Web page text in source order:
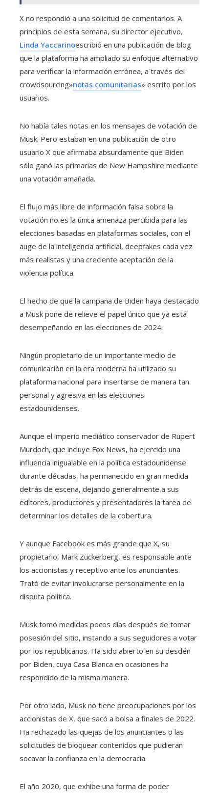
X no respondió a una solicitud de comentarios. A
principios de esta semana, su director ejecutivo,
Linda Yaccarinoescribió en una publicación de blog
que la plataforma ha ampliado su enfoque alternativo
para verificar la información errónea, a través del
crowdsourcing»notas comunitarias» escrito por los
usuarios.
No había tales notas en los mensajes de votación de
Musk. Pero estaban en una publicación de otro
usuario X que afirmaba absurdamente que Biden
sólo ganó las primarias de New Hampshire mediante
una votación amañada.
El flujo más libre de información falsa sobre la
votación no es la única amenaza percibida para las
elecciones basadas en plataformas sociales, con el
auge de la inteligencia artificial, deepfakes cada vez
más realistas y una creciente aceptación de la
violencia política.
El hecho de que la campaña de Biden haya destacado
a Musk pone de relieve el papel único que ya está
desempeñando en las elecciones de 2024.
Ningún propietario de un importante medio de
comunicación en la era moderna ha utilizado su
plataforma nacional para insertarse de manera tan
personal y agresiva en las elecciones
estadounidenses.
Aunque el imperio mediático conservador de Rupert
Murdoch, que incluye Fox News, ha ejercido una
influencia inigualable en la política estadounidense
durante décadas, ha permanecido en gran medida
detrás de escena, dejando generalmente a sus
editores, productores y presentadores la tarea de
determinar los detalles de la cobertura.
Y aunque Facebook es más grande que X, su
propietario, Mark Zuckerberg, es responsable ante
los accionistas y receptivo ante los anunciantes.
Trató de evitar involucrarse personalmente en la
disputa política.
Musk tomó medidas pocos días después de tomar
posesión del sitio, instando a sus seguidores a votar
por los republicanos. Ha sido abierto en su desdén
por Biden, cuya Casa Blanca en ocasiones ha
respondido de la misma manera.
Por otro lado, Musk no tiene preocupaciones por los
accionistas de X, que sacó a bolsa a finales de 2022.
Ha rechazado las quejas de los anunciantes o las
solicitudes de bloquear contenidos que pudieran
socavar la confianza en la democracia.
El año 2020, que exhibe una forma de poder